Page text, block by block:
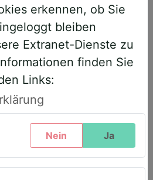
wir unser System
den AWS+-Account
Bitte führen
Schritte durch,
zum ersten Mal
vollen Zugriff zu
rechts auf den Reiter
erkennen, ob Sie
bleiben
Extranet-Dienste zu
finden Sie
Links:
Nein Ja